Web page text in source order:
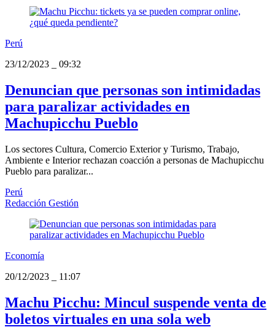
Perú
23/12/2023
09:32
Denuncian que personas son intimidadas
para paralizar actividades en
Machupicchu Pueblo
Los sectores Cultura, Comercio Exterior y Turismo, Trabajo,
Ambiente e Interior rechazan coacción a personas de Machupicchu
Pueblo para paralizar...
Perú
Redacción Gestión
Economía
20/12/2023
11:07
Machu Picchu: Mincul suspende venta de
boletos virtuales en una sola web